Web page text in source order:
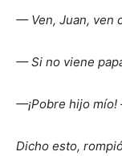
— Ven, Juan, ven
— Si no viene
—¡Pobre hijo
Dicho esto,